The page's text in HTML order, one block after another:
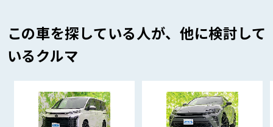
この車を探している人が、他に検討して
いるクルマ